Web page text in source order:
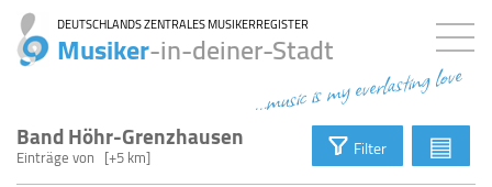
DEUTSCHLANDS ZENTRALES MUSIKERREGISTER
Musiker-in-deiner-Stadt
...music is my everlasting love
Band Höhr-Grenzhausen
Einträgevon [+5 km] Filter ▤